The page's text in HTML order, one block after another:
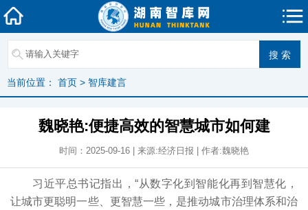
当前位置： 首页 > 智库建言
魏晓艳:便捷高效的智慧城市如何建
时间：2025-09-16 | 来源:经济日报 | 作者:魏晓艳
习近平总书记指出，“从数字化到智能化再到智慧化，
让城市更聪明一些、更智慧一些，是推动城市治理体系和治